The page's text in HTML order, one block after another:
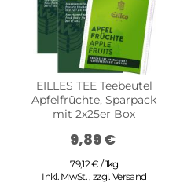
EILLES TEE Teebeutel
Apfelfrüchte, Sparpack
mit 2x25er Box
9,89 €
79,12 € / 1kg
Inkl. MwSt. ,zzgl.Versand